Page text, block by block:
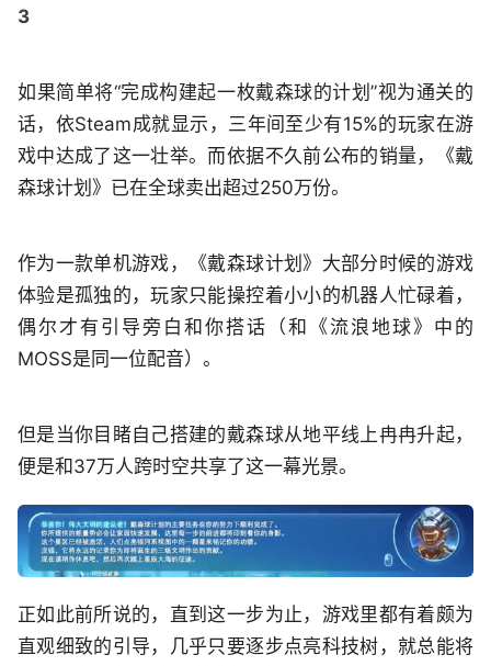
3
如果简单将“完成构建起一枚戴森球的计划”视为通关的
话，依Steam成就显示，三年间至少有15%的玩家在游
戏中达成了这一壮举。而依据不久前公布的销量，《戴
森球计划》已在全球卖出超过250万份。
作为一款单机游戏，《戴森球计划》大部分时候的游戏
体验是孤独的，玩家只能操控着小小的机器人忙碌着，
偶尔才有引导旁白和你搭话（和《流浪地球》中的
MOSS是同一位配音）。
但是当你目睹自己搭建的戴森球从地平线上冉冉升起，
便是和37万人跨时空共享了这一幕光景。
正如此前所说的，直到这一步为止，游戏里都有着颇为
直观细致的引导，几乎只要逐步点亮科技树，就总能将